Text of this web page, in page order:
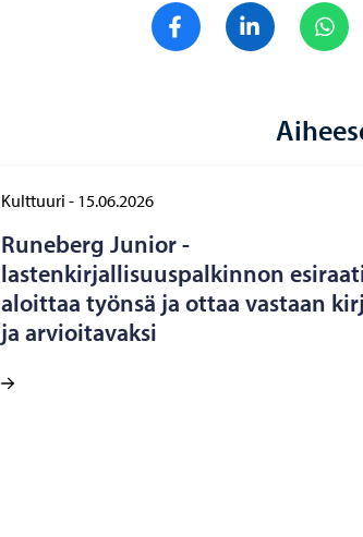
Jaa FacebookJaa LinkedIn
Kulttuuri - 15.06.2026
Ru­ne­berg Ju­nior -​
lastenkirjallisuuspalkinnon
aloit­taa työn­sä ja ottaa vas­taan
ja ar­vioi­ta­vak­si